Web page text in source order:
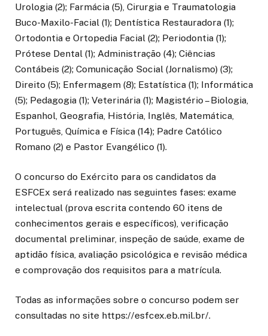
Urologia (2); Farmácia (5), Cirurgia e Traumatologia
Buco-Maxilo-Facial (1); Dentística Restauradora (1);
Ortodontia e Ortopedia Facial (2); Periodontia (1);
Prótese Dental (1); Administração (4); Ciências
Contábeis (2); Comunicação Social (Jornalismo) (3);
Direito (5); Enfermagem (8); Estatística (1); Informática
(5); Pedagogia (1); Veterinária (1); Magistério – Biologia,
Espanhol, Geografia, História, Inglês, Matemática,
Português, Química e Física (14); Padre Católico
Romano (2) e Pastor Evangélico (1).
O concurso do Exército para os candidatos da
ESFCEx será realizado nas seguintes fases: exame
intelectual (prova escrita contendo 60 itens de
conhecimentos gerais e específicos), verificação
documental preliminar, inspeção de saúde, exame de
aptidão física, avaliação psicológica e revisão médica
e comprovação dos requisitos para a matrícula.
Todas as informações sobre o concurso podem ser
consultadas no site https://esfcex.eb.mil.br/.